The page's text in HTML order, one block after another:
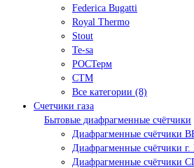
Federica Bugatti
Royal Thermo
Stout
Te-sa
РОСТерм
СТМ
Все категории (8)
Счетчики газа
Бытовые диафрагменные счётчики
Диафрагменные счётчики
Диафрагменные счётчики г.
Диафрагменные счётчики